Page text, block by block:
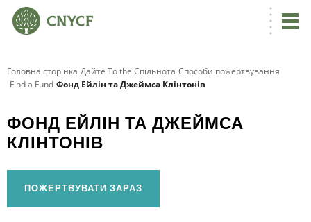
Головна сторінка Дайте To the Спільнота Способи пожертвування
Find a Fund Фонд Ейлін та Джеймса Клінтонів
ФОНД ЕЙЛІН ТА ДЖЕЙМСА
КЛІНТОНІВ
ПОЖЕРТВУВАТИ ЗАРАЗ